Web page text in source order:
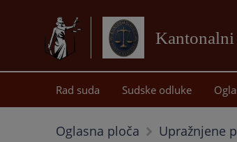
Rad suda Sudske odluke
Oglasna ploča Upražnjene